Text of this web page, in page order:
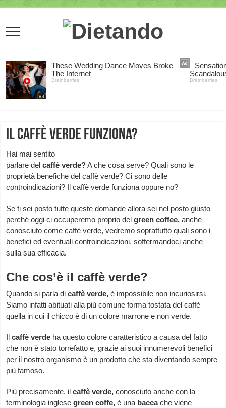
Il caffè verde funziona?
Hai mai sentito
parlare delcaffè verde?A che cosa serve? Quali sono le
proprietà benefiche del caffè verde? Ci sono delle
controindicazioni? Il caffè verde funziona oppure no?
Se ti sei posto tutte queste domande allora sei nel posto giusto
perché oggi ci occuperemo proprio delgreen coffee, anche
conosciuto come caffè verde, vedremo soprattutto quali sono i
benefici ed eventuali controindicazioni, soffermandoci anche
sulla sua efficacia.
Che cos’è il caffè verde?
Quando si parla dicaffè verde, è impossibile non incuriosirsi.
Siamo infatti abituati alla più comune forma tostata del caffè
quella in cui il chicco è di un colore marrone e non verde.
Ilcaffè verde ha questo colore caratteristico a causa del fatto
che non è stato torrefatto e, grazie ai suoi innumerevoli benefici
per il nostro organismo è un prodotto che sta diventando sempre
più famoso.
Più precisamente, ilcaffè verde, conosciuto anche con la
terminologia inglesegreen coffe, è una baccache viene